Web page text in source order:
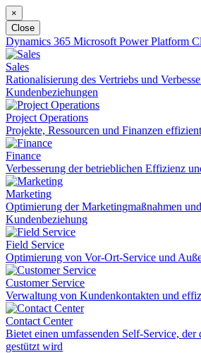
×
Close
Dynamics 365 Microsoft Power Platform
Sales
Rationalisierung des Vertriebs und
Kundenbeziehungen
Project Operations
Projekte, Ressourcen und Finanzen
Finance
Verbesserung der betrieblichen Effizienz
Marketing
Optimierung der Marketingmaßnahmen
Kundenbeziehung
Field Service
Optimierung von Vor-Ort-Service und
Customer Service
Verwaltung von Kundenkontakten und
Contact Center
Bietet einen umfassenden Self-Service,
gestützt wird